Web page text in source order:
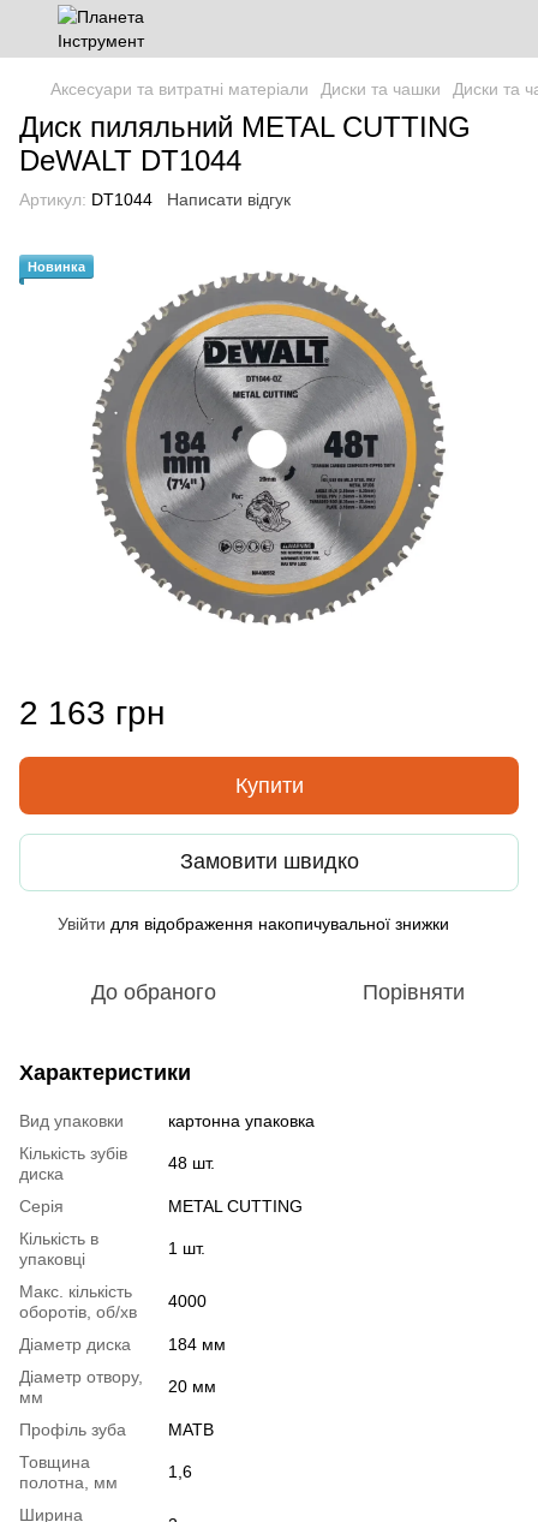
Аксесуари та витратні матеріали Диски та чашки Диски та
Диск пиляльний METAL CUTTING
DeWALT DT1044
Артикул: DT1044 Написати відгук
Новинка
2 163 грн
Купити
Замовити швидко
Увійти для відображення накопичувальної знижки
До обраного Порівняти
Характеристики
Вид упаковки
картонна упаковка
Кількість зубів
диска
48 шт.
Серія
METAL CUTTING
Кількість в
упаковці
1 шт.
Макс. кількість
оборотів, об/хв
4000
Діаметр диска
184 мм
Діаметр отвору,
мм
20 мм
Профіль зуба
MАТВ
Товщина
полотна, мм
1,6
Ширина